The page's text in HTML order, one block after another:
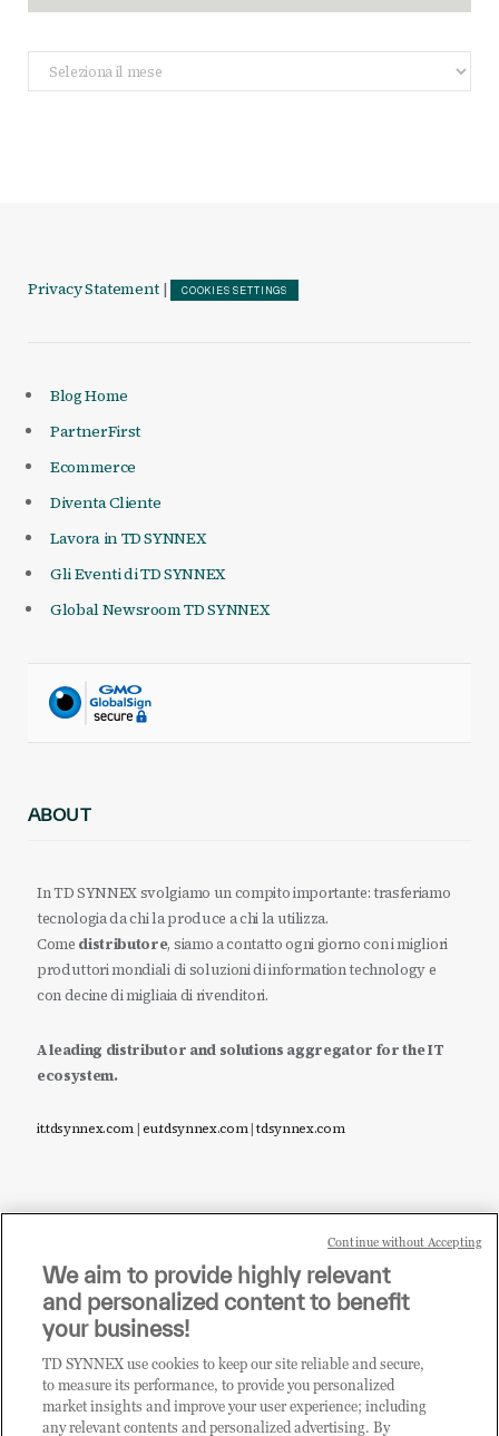
Archivio
Articoli
Privacy Statement | COOKIES SETTINGS
Blog Home
PartnerFirst
Ecommerce
Diventa Cliente
Lavora in TD SYNNEX
Gli Eventi di TD SYNNEX
Global Newsroom TD SYNNEX
ABOUT
In TD SYNNEX svolgiamo un compito importante: trasferiamo
tecnologia da chi la produce a chi la utilizza.
Come distributore, siamo a contatto ogni giorno con i migliori
produttori mondiali di soluzioni di information technology e
con decine di migliaia di rivenditori.
A leading distributor and solutions aggregator for the IT
ecosystem.
it.tdsynnex.com|eu.tdsynnex.com|tdsynnex.com
Sei un rivenditore di tecnologia e desideri acquistare
i prodotti o le soluzioni trattate sul blog?
CLICCA QUI E DIVENTA
CLIENTE TD SYNNEX
We aim to provide highly relevant
and personalized content to benefit
your business!
TD SYNNEX use cookies to keep our site reliable and secure,
to measure its performance, to provide you personalized
market insights and improve your user experience; including
any relevant contents and personalized advertising. By
Continue without Accepting